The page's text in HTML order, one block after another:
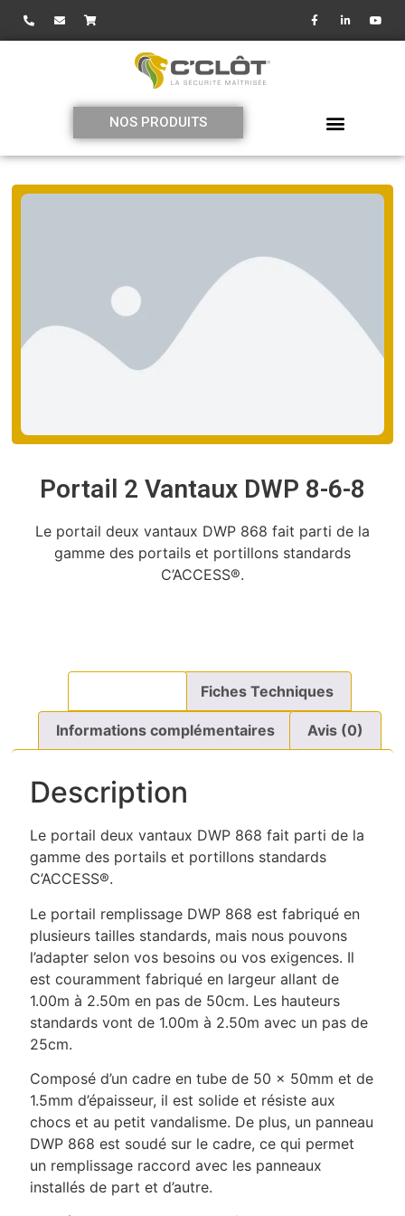
NOS PRODUITS
Portail 2 Vantaux DWP 8-6-8
Le portail deux vantaux DWP 868 fait parti de la
gamme des portails et portillons standards
C’ACCESS®.
Fiches Techniques
Informations complémentaires Avis (0)
Description
Le portail deux vantaux DWP 868 fait parti de la
gamme des portails et portillons standards
C’ACCESS®.
Le portail remplissage DWP 868 est fabriqué en
plusieurs tailles standards, mais nous pouvons
l’adapter selon vos besoins ou vos exigences. Il
est couramment fabriqué en largeur allant de
1.00m à 2.50m en pas de 50cm. Les hauteurs
standards vont de 1.00m à 2.50m avec un pas de
25cm.
Composé d’un cadre en tube de 50 x 50mm et de
1.5mm d’épaisseur, il est solide et résiste aux
chocs et au petit vandalisme. De plus, un panneau
DWP 868 est soudé sur le cadre, ce qui permet
un remplissage raccord avec les panneaux
installés de part et d’autre.